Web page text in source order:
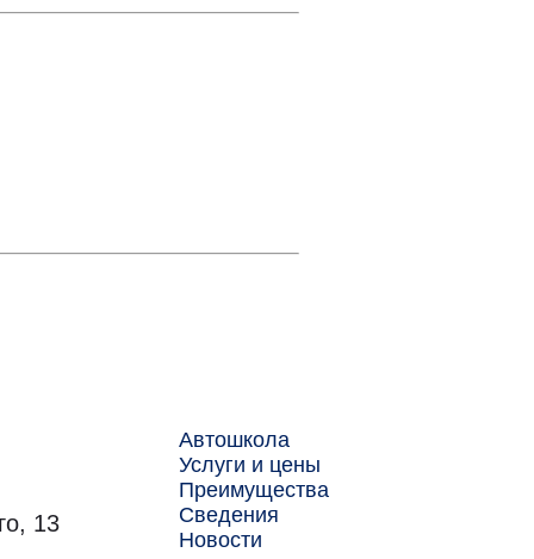
13
Автошкола
Услуги и цены
Преимущества
Сведения
Новости